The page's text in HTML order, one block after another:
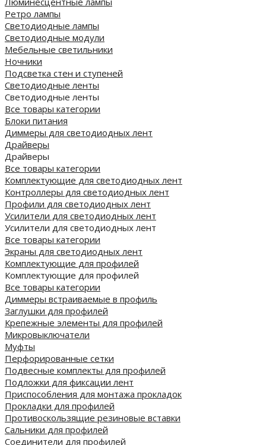
Ретро лампы
Светодиодные лампы
Светодиодные модули
Мебельные светильники
Ночники
Подсветка стен и ступеней
Светодиодные ленты
Светодиодные ленты
Все товары категории
Блоки питания
Диммеры для светодиодных лент
Драйверы
Драйверы
Все товары категории
Комплектующие для светодиодных лент
Контроллеры для светодиодных лент
Профили для светодиодных лент
Усилители для светодиодных лент
Усилители для светодиодных лент
Все товары категории
Экраны для светодиодных лент
Комплектующие для профилей
Комплектующие для профилей
Все товары категории
Диммеры встраиваемые в профиль
Заглушки для профилей
Крепежные элементы для профилей
Микровыключатели
Муфты
Перфорированные сетки
Подвесные комплекты для профилей
Подложки для фиксации лент
Приспособления для монтажа прокладок
Прокладки для профилей
Противоскользящие резиновые вставки
Сальники для профилей
Соединители для профилей